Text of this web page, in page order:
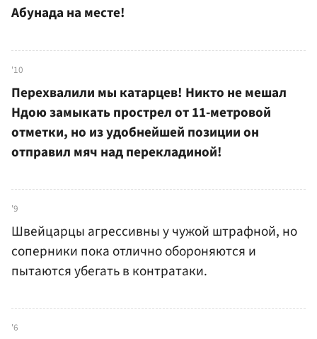
Абунада на месте!
'10
Перехвалили мы катарцев! Никто не мешал
Ндою замыкать прострел от 11-метровой
отметки, но из удобнейшей позиции он
отправил мяч над перекладиной!
'9
Швейцарцы агрессивны у чужой штрафной, но
соперники пока отлично обороняются и
пытаются убегать в контратаки.
'6